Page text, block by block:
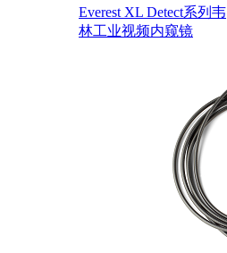
Everest XL Detect系列韦
林工业视频内窥镜